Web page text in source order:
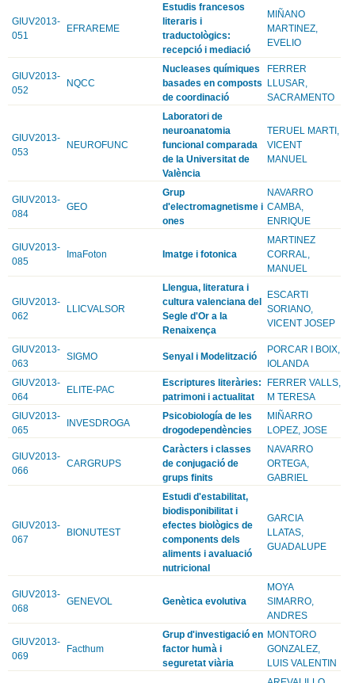
GIUV2013-
051
EFRAREME
Estudis francesos
literaris i
traductològics:
recepció i mediació
MIÑANO
MARTINEZ,
EVELIO
GIUV2013-
052
NQCC
Nucleases químiques
basades en composts
de coordinació
FERRER
LLUSAR,
SACRAMENTO
GIUV2013-
053
NEUROFUNC
Laboratori de
neuroanatomia
funcional comparada
de la Universitat de
València
TERUEL MARTI,
VICENT
MANUEL
GIUV2013-
084
GEO
Grup
d'electromagnetisme i
ones
NAVARRO
CAMBA,
ENRIQUE
GIUV2013-
085
ImaFoton Imatge i fotonica
MARTINEZ
CORRAL,
MANUEL
GIUV2013-
062
LLICVALSOR
Llengua, literatura i
cultura valenciana del
Segle d'Or a la
Renaixença
ESCARTI
SORIANO,
VICENT JOSEP
GIUV2013-
063
SIGMO Senyal i Modelització
PORCAR I BOIX,
IOLANDA
GIUV2013-
064
ELITE-PAC
Escriptures literàries:
patrimoni i actualitat
FERRER VALLS,
M TERESA
GIUV2013-
065
INVESDROGA
Psicobiología de les
drogodependències
MIÑARRO
LOPEZ, JOSE
GIUV2013-
066
CARGRUPS
Caràcters i classes
de conjugació de
grups finits
NAVARRO
ORTEGA,
GABRIEL
GIUV2013-
067
BIONUTEST
Estudi d'estabilitat,
biodisponibilitat i
efectes biològics de
components dels
aliments i avaluació
nutricional
GARCIA
LLATAS,
GUADALUPE
GIUV2013-
068
GENEVOL Genètica evolutiva
MOYA
SIMARRO,
ANDRES
GIUV2013-
069
Facthum
Grup d'investigació en
factor humà i
seguretat viària
MONTORO
GONZALEZ,
LUIS VALENTIN